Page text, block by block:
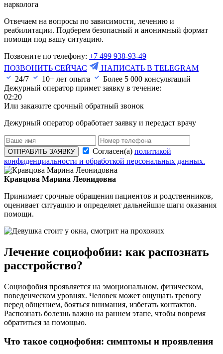
нарколога
Отвечаем на вопросы по зависимости, лечению и
реабилитации. Подберем безопасный и анонимный формат
помощи под вашу ситуацию.
Позвоните по телефону: +7 499 938-93-49
ПОЗВОНИТЬ СЕЙЧАС
НАПИСАТЬ В TELEGRAM
24/7
10+ лет опыта Более 5 000 консультаций
Дежурный оператор примет заявку в течение:
02:20
Или закажите срочный обратный звонок
Дежурный оператор обработает заявку и передаст врачу
ОТПРАВИТЬ ЗАЯВКУ Согласен(а) политикой
конфиденциальности и обработкой персональных данных.
Кравцова Марина Леонидовна
Принимает срочные обращения пациентов и родственников,
оценивает ситуацию и определяет дальнейшие шаги оказания
помощи.
Лечение социофобии: как распознать
расстройство?
Социофобия проявляется на эмоциональном, физическом,
поведенческом уровнях. Человек может ощущать тревогу
перед общением, бояться внимания, избегать контактов.
Распознать болезнь важно на раннем этапе, чтобы вовремя
обратиться за помощью.
Что такое социофобия: симптомы и проявления